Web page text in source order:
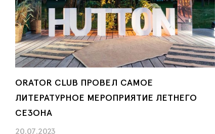
ORATOR CLUB ПРОВЕЛ САМОЕ
ЛИТЕРАТУРНОЕ МЕРОПРИЯТИЕ ЛЕТНЕГО
СЕЗОНА
20.07.2023